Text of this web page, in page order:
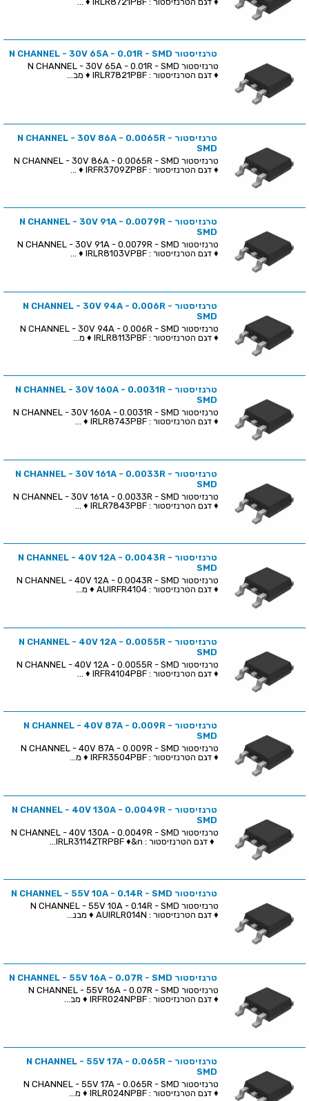
טרנזיסטור N CHANNEL - 30V 65A - 0.01R - SMD
♦ דגם הטרנזיסטור : IRLR7821PBF ♦ מב...
טרנזיסטור N CHANNEL - 30V 86A - 0.0065R -
SMD
♦ דגם הטרנזיסטור : IRFR3709ZPBF ♦ ...
טרנזיסטור N CHANNEL - 30V 91A - 0.0079R -
SMD
♦ דגם הטרנזיסטור : IRLR8103VPBF ♦ ...
טרנזיסטור N CHANNEL - 30V 94A - 0.006R -
SMD
♦ דגם הטרנזיסטור : IRLR8113PBF ♦ מ...
טרנזיסטור N CHANNEL - 30V 160A - 0.0031R -
SMD
♦ דגם הטרנזיסטור : IRLR8743PBF ♦ ...
טרנזיסטור N CHANNEL - 30V 161A - 0.0033R -
SMD
♦ דגם הטרנזיסטור : IRLR7843PBF ♦ ...
טרנזיסטור N CHANNEL - 40V 12A - 0.0043R -
SMD
♦ דגם הטרנזיסטור : AUIRFR4104 ♦ מ...
טרנזיסטור N CHANNEL - 40V 12A - 0.0055R -
SMD
♦ דגם הטרנזיסטור : IRFR4104PBF ♦ ...
טרנזיסטור N CHANNEL - 40V 87A - 0.009R -
SMD
♦ דגם הטרנזיסטור : IRFR3504PBF ♦ מ...
טרנזיסטור N CHANNEL - 40V 130A - 0.0049R -
SMD
טרנזיסטור N CHANNEL - 40V 130A - 0.0049R - SMD
♦ דגם הטרנזיסטור : IRLR3114ZTRPBF ♦&n...
טרנזיסטור N CHANNEL - 55V 10A - 0.14R - SMD
♦ דגם הטרנזיסטור : AUIRLR014N ♦ מבנ...
טרנזיסטור N CHANNEL - 55V 16A - 0.07R - SMD
♦ דגם הטרנזיסטור : IRFR024NPBF ♦ מב...
טרנזיסטור N CHANNEL - 55V 17A - 0.065R -
SMD
♦ דגם הטרנזיסטור : IRLR024NPBF ♦ מ...